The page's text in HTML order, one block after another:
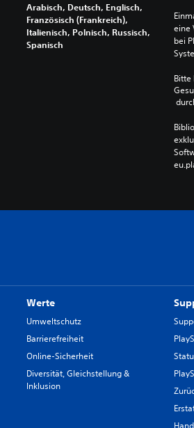
Arabisch, Deutsch, Englisch,
Französisch (Frankreich),
Italienisch, Polnisch, Russisch,
Spanisch
eine
bei
Werte
Umweltschutz
Barrierefreiheit
Online-Sicherheit
Diversität, Gleichstellung &
Inklusion